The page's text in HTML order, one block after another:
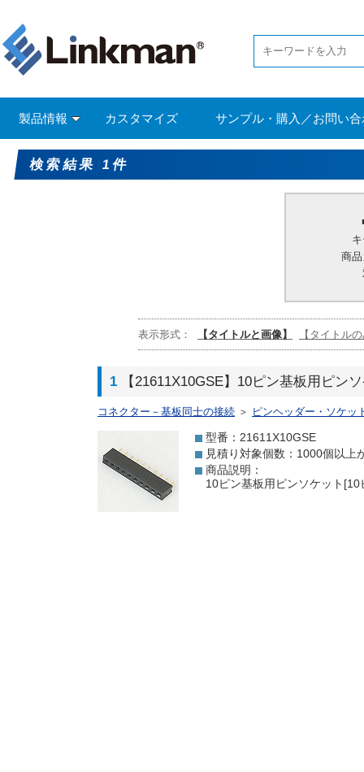
製品情報 カスタマイズ サンプル・購入／お問い
検索結果 1件
商
表示形式： 【タイトルと画像】 【タイトル
1 【21611X10GSE】10ピン基板用ピン
コネクター－基板同士の接続 ＞ ピンヘッダー・ソケッ
型番：21611X10GSE
見積り対象個数：1000個以上
商品説明：
10ピン基板用ピンソケット